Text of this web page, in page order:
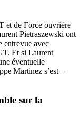
et de Force ouvrière
Pietraszewski ont
entrevue avec
Et si Laurent
éventuelle
Martinez s’est –
sur la